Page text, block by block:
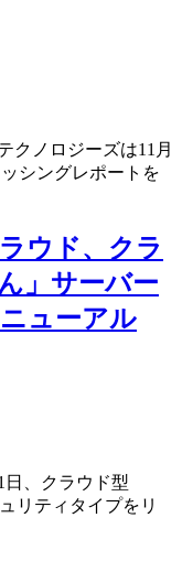
クノロジーズは11月
シングレポートを
ウド、クラ
」サーバー
ューアル
、クラウド型
リティタイプをリ